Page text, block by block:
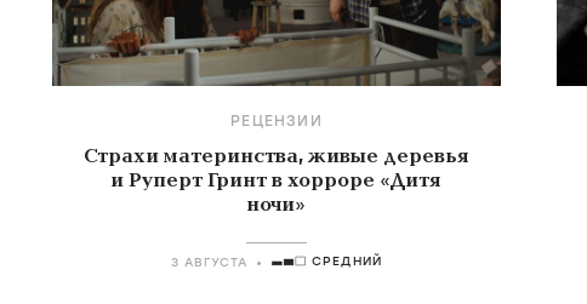
РЕЦЕНЗИИ
Страхи материнства, живые деревья
и Руперт Гринт в хорроре «Дитя
ночи»
3 АВГУСТА СРЕДНИЙ